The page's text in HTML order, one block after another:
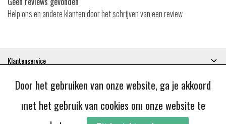
Help ons en andere klanten door het schrijven van een review
Klantenservice
Categorieën
Contactgegevens
Door het gebruiken van onze website, ga je akkoord
met het gebruik van cookies om onze website te